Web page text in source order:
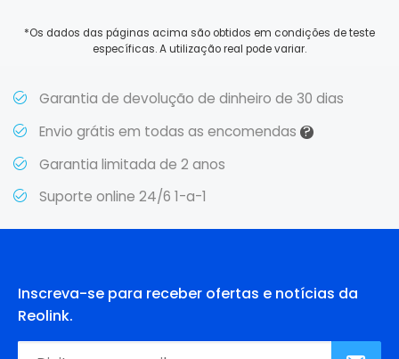
*Os dados das páginas acima são obtidos em condições de teste
específicas. A utilização real pode variar.
Garantia de devolução de dinheiro de 30 dias
Envio grátis em todas as encomendas ?
Garantia limitada de 2 anos
Suporte online 24/6 1-a-1
Inscreva-se para receber ofertas e notícias da
Reolink.